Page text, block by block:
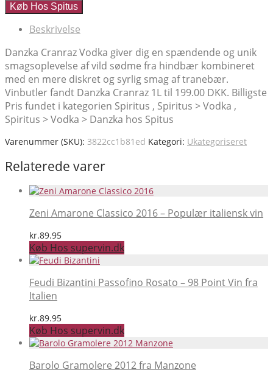
Køb Hos Spitus
Beskrivelse
Danzka Cranraz Vodka giver dig en spændende og unik
smagsoplevelse af vild sødme fra hindbær kombineret
med en mere diskret og syrlig smag af tranebær.
Vinbutler fandt Danzka Cranraz 1L til 199.00 DKK. Billigste
Pris fundet i kategorien Spiritus , Spiritus > Vodka ,
Spiritus > Vodka > Danzka hos Spitus
Varenummer (SKU): 3822cc1b81ed Kategori: Ukategoriseret
Relaterede varer
Zeni Amarone Classico 2016 – Populær italiensk vin
kr.89.95
Køb Hos supervin.dk
Feudi Bizantini Passofino Rosato – 98 Point Vin fra
Italien
kr.89.95
Køb Hos supervin.dk
Barolo Gramolere 2012 fra Manzone